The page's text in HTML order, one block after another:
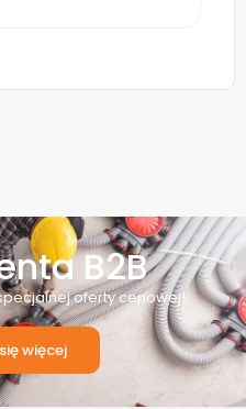
B2B
oferty cenowej!
więcej